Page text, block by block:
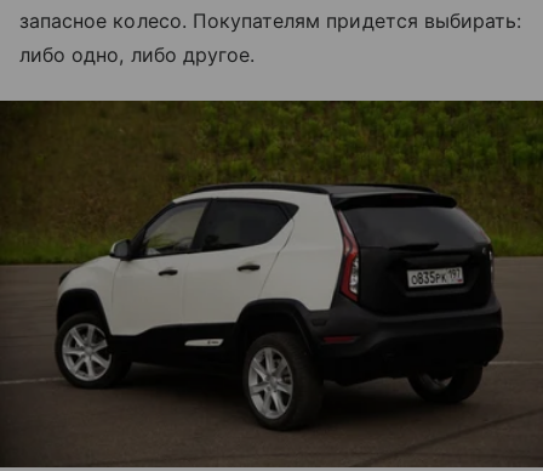
запасное колесо. Покупателям придется выбирать:
либо одно, либо другое.